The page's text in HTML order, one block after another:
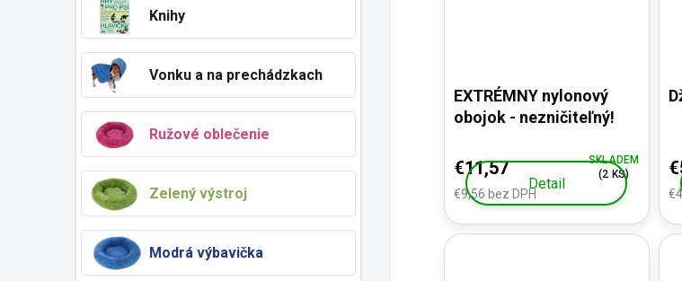
Knihy
Vonku a na prechádzkach
Ružové oblečenie
Zelený výstroj
Modrá výbavička
EXTRÉMNY nylonový
obojok - nezničiteľný!
€9,56 bez DPH
€11,57
SKLADEM
(2 KS)
Detail